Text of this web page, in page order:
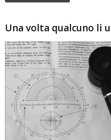
Una volta qualcuno li